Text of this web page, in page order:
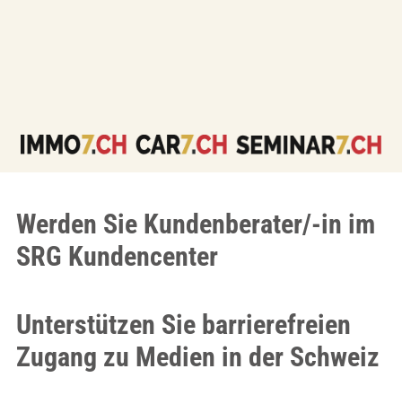
Werden Sie Kundenberater/-in im
SRG Kundencenter
Unterstützen Sie barrierefreien
Zugang zu Medien in der Schweiz